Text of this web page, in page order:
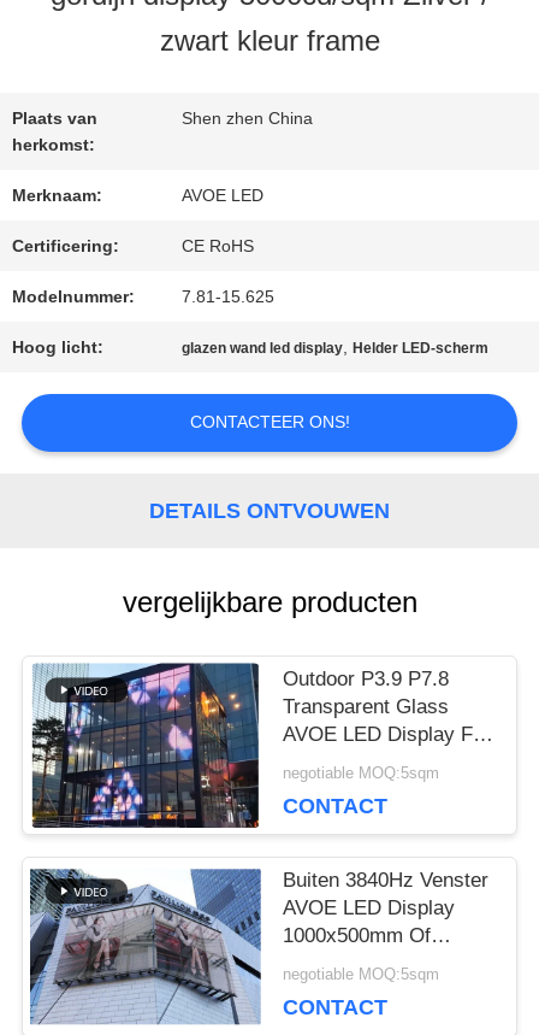
KWALITEITSCONTROLE
CONTACT
MET
ONS
NIEUWS
GEVALLEN
VRAAG
EEN
OFFERTE
VR
SITEMAP
zwart kleur frame
Plaats van
herkomst:
Shen zhen China
Merknaam: AVOE LED
Certificering: CE RoHS
Modelnummer: 7.81-15.625
Hoog licht: glazen wand led display,Helder LED-scherm
CONTACTEER ONS!
DETAILS ONTVOUWEN
vergelijkbare producten
Outdoor P3.9 P7.8
Transparent Glass
AVOE LED Display For
Shopping Mall
negotiable MOQ:5sqm
CONTACT
Buiten 3840Hz Venster
AVOE LED Display
1000x500mm Of
1000x1000mm Kasten
negotiable MOQ:5sqm
CONTACT